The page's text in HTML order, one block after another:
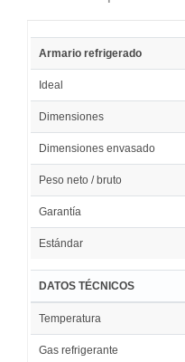
Armario refrigerado
Ideal
Dimensiones
Dimensiones envasado
Peso neto / bruto
Garantía
Estándar
DATOS TÉCNICOS
Temperatura
Gas refrigerante